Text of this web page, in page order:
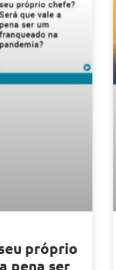
próprio
pena ser